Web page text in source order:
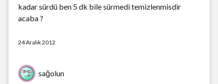
kadar sürdü ben 5 dk bile sürmedi temizlenmisdir
acaba ?
24 Aralık 2012
sağolun